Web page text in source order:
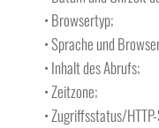
• Browsertyp;
• Sprache und
• Inhalt des Abrufs;
• Zeitzone;
• Zugriffsstatus/